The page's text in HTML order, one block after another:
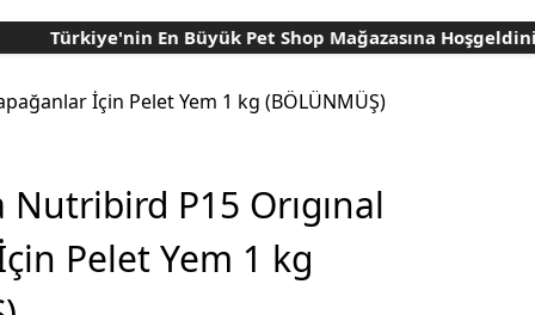
Kümes Ekipmanları
Aydınlatma Sistemleri
Makineleri
Nem Alma Makineleri
Nem ve Isı Ölçer
Cihazları
Kuluçka Malzemeleri
Yuvalar ve Folluklar
Kedi Yaş Mamaları
Bakım Sağlık
Ürünleri
Tasmalar
Bakım Sağlık
Ürünler
Tavşan Yemleri
Türkiye'nin En Büyük Pet Shop Mağazasına Hoşgeldiniz..
İçin Pelet Yem 1 kg (BÖLÜNMÜŞ)
Nutribird P15 Orıgınal
Pelet Yem 1 kg